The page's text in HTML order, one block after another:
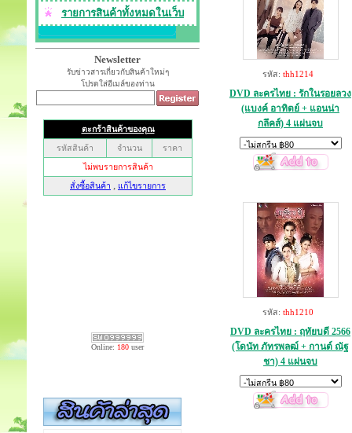
รายการสินค้าทั้งหมดในเว็บ
Newsletter
รับข่าวสารเกี่ยวกับสินค้าใหม่ๆ
โปรดใส่อีเมล์ของท่าน
Online: 180 user
รหัส: thh1214
DVD ละครไทย : รักในรอยลวง
(แบงค์ อาทิตย์ + แอนน่า
กลึคส์) 4 แผ่นจบ
รหัส: thh1210
DVD ละครไทย : ฤทัยบดี 2566
(โดนัท ภัทรพลฒ์ + กานต์ ณัฐ
ชา) 4 แผ่นจบ